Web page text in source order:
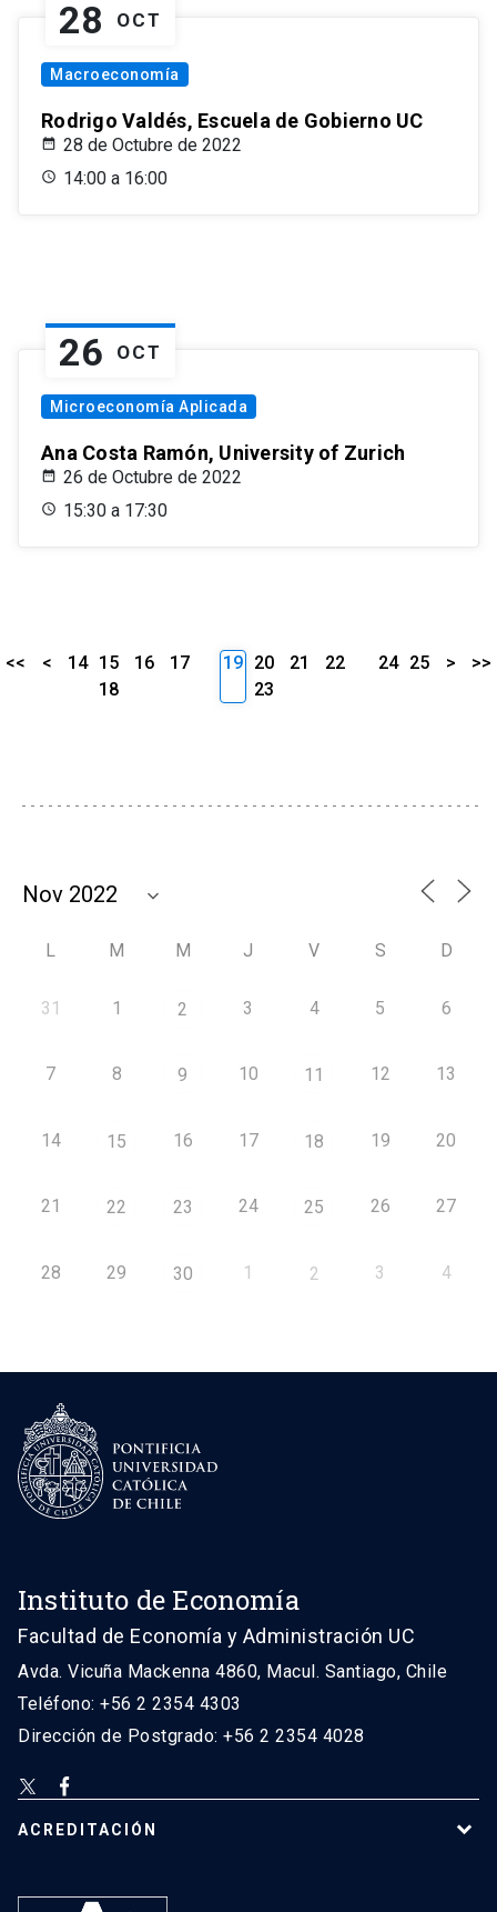
28 OCT
Macroeconomía
Rodrigo Valdés, Escuela de Gobierno UC
28 de Octubre de 2022
14:00 a 16:00
26 OCT
Microeconomía Aplicada
Ana Costa Ramón, University of Zurich
26 de Octubre de 2022
15:30 a 17:30
<< < 14 15 16
17
18
19 20 21
22
23
24 25 > >>
L M M J V S D
31 1 2 3 4 5 6
7 8 9 10 11 12 13
14 15 16 17 18 19 20
21 22 23 24 25 26 27
28 29 30 1 2 3 4
Instituto de Economía
Facultad de Economía y Administración UC
Avda. Vicuña Mackenna 4860, Macul. Santiago, Chile
Teléfono: +56 2 2354 4303
Dirección de Postgrado: +56 2 2354 4028
ACREDITACIÓN